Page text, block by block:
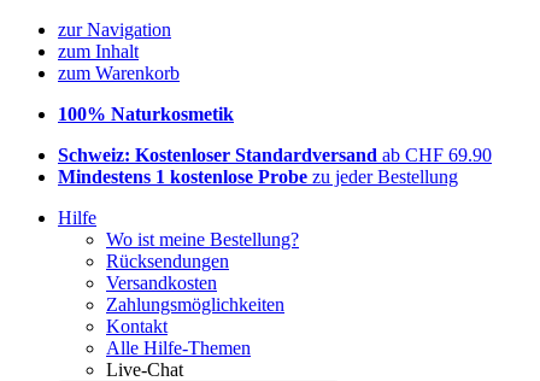
zur Navigation
zum Inhalt
zum Warenkorb
100% Naturkosmetik
Schweiz: Kostenloser Standardversand ab CHF 69.90
Mindestens 1 kostenlose Probe zu jeder Bestellung
Hilfe
Wo ist meine Bestellung?
Rücksendungen
Versandkosten
Zahlungsmöglichkeiten
Kontakt
Alle Hilfe-Themen
Live-Chat